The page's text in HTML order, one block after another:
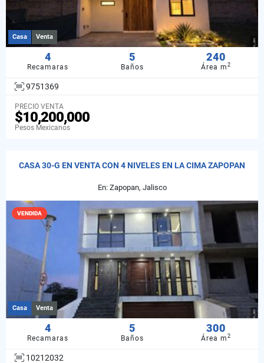
Casa Venta
4
Recamaras
5
Baños
240
Área m2
9751369
PRECIO VENTA
$10,200,000
Pesos Mexicanos
CASA 30-G EN VENTA CON 4 NIVELES EN LA CIMA ZAPOPAN
En: Zapopan, Jalisco
VENDIDA
Casa Venta
4
Recamaras
5
Baños
300
Área m2
10212032